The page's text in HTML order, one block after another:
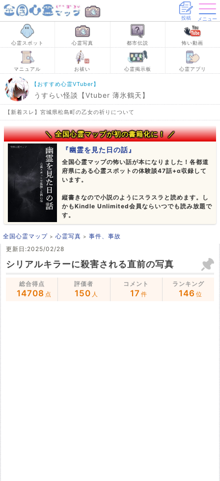
投稿 メニュー
心霊スポット 心霊写真 都市伝説 怖い動画
マニュアル お祓い 心霊掲示板 心霊アプリ
【おすすめ心霊VTuber】
うすらい怪談【Vtuber 薄氷鶴天】
【新着スレ】宮城県松島町の乙女の祈りについて
＼ 全国心霊マップが初の書籍化に！ ／
『幽霊を見た日の話』
全国心霊マップの怖い話が本になりました！各都道
府県にある心霊スポットの体験談47話+α収録して
います。
縦書きなので小説のようにスラスラと読めます。し
かもKindle Unlimited会員ならいつでも読み放題で
す。
全国心霊マップ 心霊写真
事件、事故
更新日:2025/02/28
シリアルキラーに殺害される直前の写真
総合得点
14708 点
評価者
150 人
コメント
17 件
ランキング
146 位